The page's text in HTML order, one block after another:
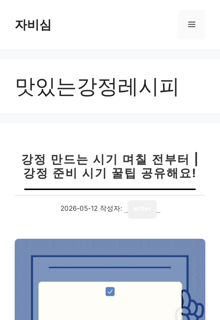
자비심 메
맛있는강정레시피
강정 만드는 시기 며칠 전부터 |
강정 준비 시기 꿀팁 공유해요!
2026-05-12 작성자: